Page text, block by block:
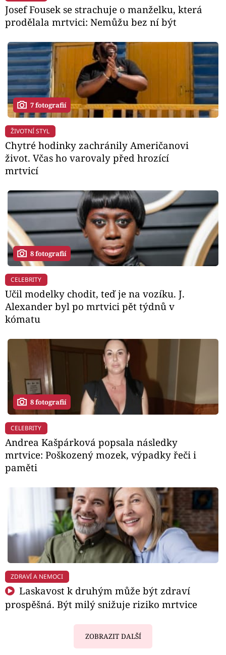
Josef Fousek se strachuje o manželku, která
prodělala mrtvici: Nemůžu bez ní být
7 fotografií
ŽIVOTNÍ STYL
Chytré hodinky zachránily Američanovi
život. Včas ho varovaly před hrozící
mrtvicí
8 fotografií
CELEBRITY
Učil modelky chodit, teď je na vozíku. J.
Alexander byl po mrtvici pět týdnů v
kómatu
8 fotografií
CELEBRITY
Andrea Kašpárková popsala následky
mrtvice: Poškozený mozek, výpadky řeči i
paměti
ZDRAVÍ A NEMOCI
Laskavost k druhým může být zdraví
prospěšná. Být milý snižuje riziko mrtvice
ZOBRAZIT DALŠÍ